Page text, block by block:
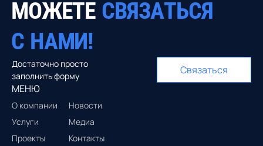
МОЖЕТЕ СВЯЗАТЬСЯ
С НАМИ!
Достаточно просто
заполнить форму
Связаться
МЕНЮ
О компании
Услуги
Проекты
Новости
Медиа
Контакты